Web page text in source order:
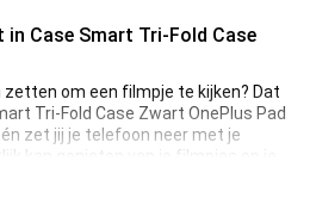
Case Smart Tri-Fold Case
zetten om een filmpje te kijken? Dat
Tri-Fold Case Zwart OnePlus Pad
zet jij je telefoon neer met je
kan genieten van je filmpjes op je
hoesje van kunststof gemaakt is,
voor je toestel. Hier komt nog bij